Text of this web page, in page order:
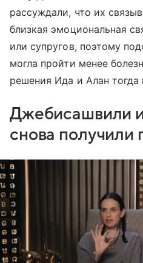
рассуждали, что их
близкая эмоциональная
или супругов, поэтому
могла пройти менее
решения Ида и Алан тогда
Джебисашвили
снова получили